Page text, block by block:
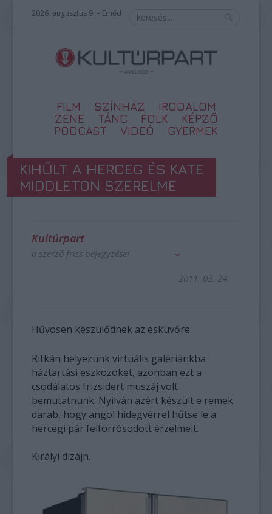
2026. augusztus 9. – Emőd
FILM SZÍNHÁZ
IRODALOM
ZENE
TÁNC FOLK
KÉPZŐ
PODCAST
VIDEÓ GYERMEK
KIHŰLT A HERCEG ÉS KATE
MIDDLETON SZERELME
Kultúrpart
a szerző friss bejegyzései
2011. 03. 24.
Hűvösen készülődnek az esküvőre
Ritkán helyezünk virtuális galériánkba
háztartási eszközöket, azonban ezt a
csodálatos frizsidert muszáj volt
bemutatnunk. Nyilván azért készült e remek
darab, hogy angol hidegvérrel hűtse le a
hercegi pár felforrósodott érzelmeit.
Királyi dizájn.